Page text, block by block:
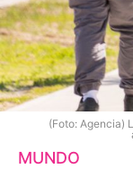
(Foto: Agencia)
MUNDO